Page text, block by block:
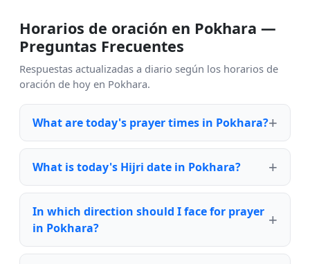
Horarios de oración en Pokhara —
Preguntas Frecuentes
Respuestas actualizadas a diario según los horarios de
oración de hoy en Pokhara.
What are today's prayer times in Pokhara?
What is today's Hijri date in Pokhara?
In which direction should I face for prayer
in Pokhara?